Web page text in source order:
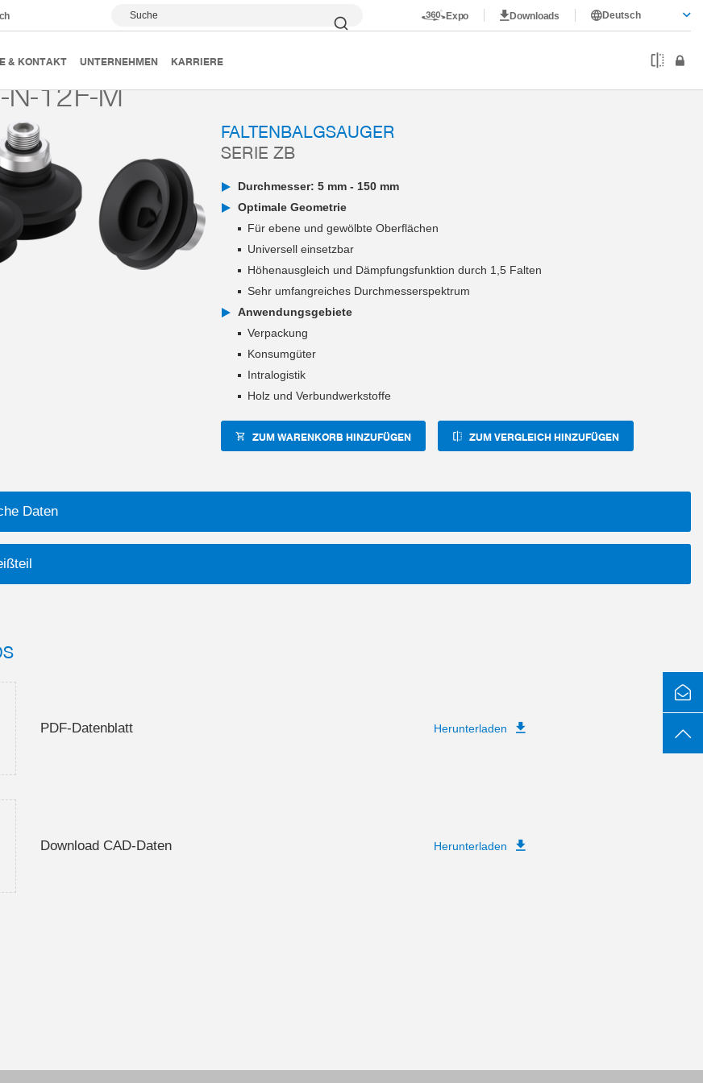
Suche Expo Downloads Deutsch
& KONTAKT UNTERNEHMEN KARRIERE
Serie ZB ZB75B-N-12F-M
12F-M
FALTENBALGSAUGER
SERIE ZB
Durchmesser: 5 mm - 150 mm
Optimale Geometrie
Für ebene und gewölbte Oberflächen
Universell einsetzbar
Höhenausgleich und Dämpfungsfunktion durch 1,5 Falten
Sehr umfangreiches Durchmesserspektrum
Anwendungsgebiete
Verpackung
Konsumgüter
Intralogistik
Holz und Verbundwerkstoffe
ZUM WARENKORB HINZUFÜGEN ZUM VERGLEICH HINZUFÜGEN
Daten
PDF-Datenblatt Herunterladen
Download CAD-Daten Herunterladen